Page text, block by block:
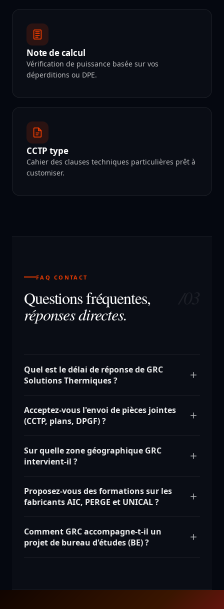
Note de calcul
Vérification de puissance basée sur vos
déperditions ou DPE.
CCTP type
Cahier des clauses techniques particulières prêt à
customiser.
FAQ CONTACT
Questions fréquentes,
réponses directes.
Quel est le délai de réponse de GRC
Solutions Thermiques ?
Acceptez-vous l'envoi de pièces jointes
(CCTP, plans, DPGF) ?
Sur quelle zone géographique GRC
intervient-il ?
Proposez-vous des formations sur les
fabricants AIC, PERGE et UNICAL ?
Comment GRC accompagne-t-il un
projet de bureau d'études (BE) ?